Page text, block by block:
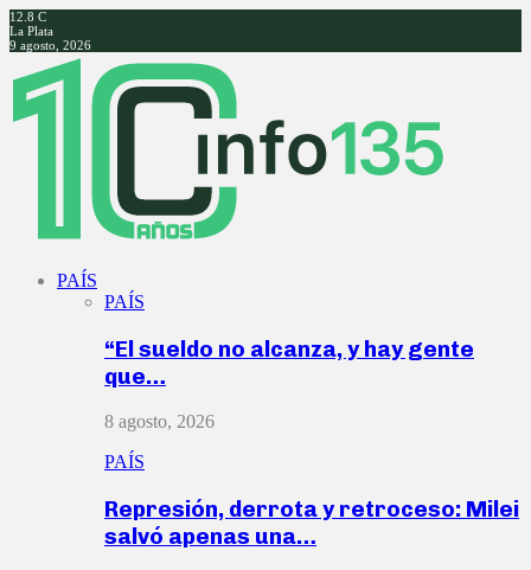
12.8 C
La Plata
9 agosto, 2026
Facebook
Twitter
Instagram
Youtube
PAÍS
PAÍS
“El sueldo no alcanza, y hay gente
que…
8 agosto, 2026
PAÍS
Represión, derrota y retroceso: Milei
salvó apenas una…